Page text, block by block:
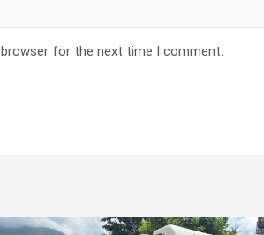
for the next time I comment.